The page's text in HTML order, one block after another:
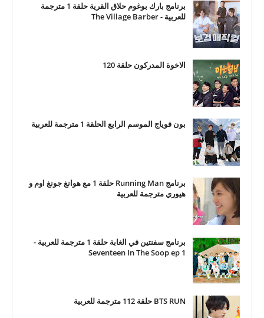
برنامج بارك بوغوم حلاق القرية حلقة 1 مترجمة
للعربية - The Village Barber
الاخوة المدركون حلقة 120
بون فوياج الموسم الرابع الحلقة 1 مترجمة للعربية
برنامج Running Man حلقة 1 مع هوانغ جونغ اوم و
هيوري مترجمة للعربية
برنامج سفنتين في الغابة حلقة 1 مترجمة للعربية -
Seventeen In The Soop ep 1
BTS RUN حلقة 112 مترجمة للعربية